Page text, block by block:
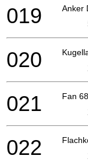
Anker
019
020
Fan
021
022